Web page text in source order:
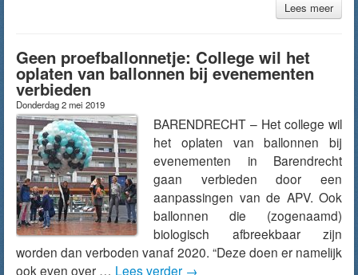
Lees meer
Geen proefballonnetje: College wil het
oplaten van ballonnen bij evenementen
verbieden
Donderdag 2 mei 2019
BARENDRECHT – Het college wil
het oplaten van ballonnen bij
evenementen in Barendrecht
gaan verbieden door een
aanpassingen van de APV. Ook
ballonnen die (zogenaamd)
biologisch afbreekbaar zijn
worden dan verboden vanaf 2020. “Deze doen er namelijk
ook even over … Lees verder →